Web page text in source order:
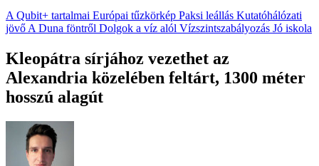
A Qubit+ tartalmai Európai tűzkörkép Paksi leállás Kutatóhálózati
jövő A Duna föntről Dolgok a víz alól Vízszintszabályozás Jó iskola
Kleopátra sírjához vezethet az
Alexandria közelében feltárt, 1300 méter
hosszú alagút